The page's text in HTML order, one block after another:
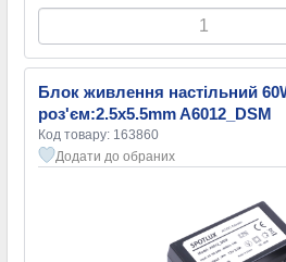
Блок живлення настільний
роз'єм:2.5x5.5mm A6012_DSM
Код товару: 163860
Додати до обраних